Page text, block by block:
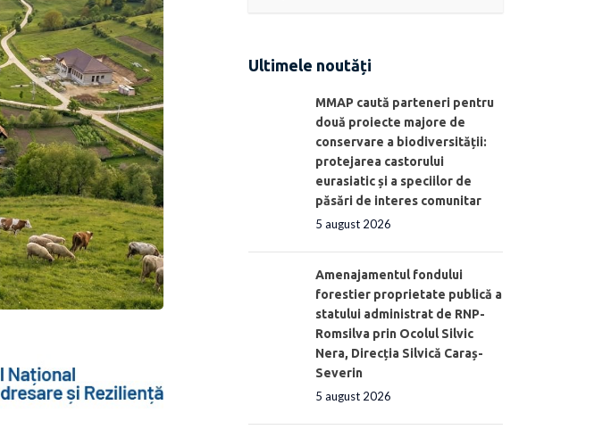
Ultimele noutăți
MMAP caută parteneri pentru
două proiecte majore de
conservare a biodiversității:
protejarea castorului
eurasiatic și a speciilor de
păsări de interes comunitar
5 august 2026
Amenajamentul fondului
forestier proprietate publică a
statului administrat de RNP-
Romsilva prin Ocolul Silvic
Nera, Direcția Silvică Caraș-
Severin
5 august 2026